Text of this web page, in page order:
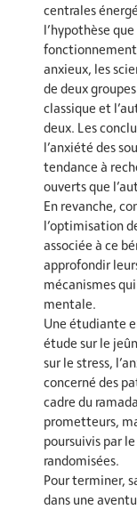
centrales
l’hypothèse
anxieux, les
de deux
classique et
deux. Les
l’anxiété des
tendance à
ouverts que
En revanche,
l’optimisation
associée à ce
approfondir
mécanismes
mentale.
Une étudiante
étude sur le
sur le stress,
concerné des
cadre du
prometteurs,
poursuivis par
randomisées.
Pour terminer,
dans une